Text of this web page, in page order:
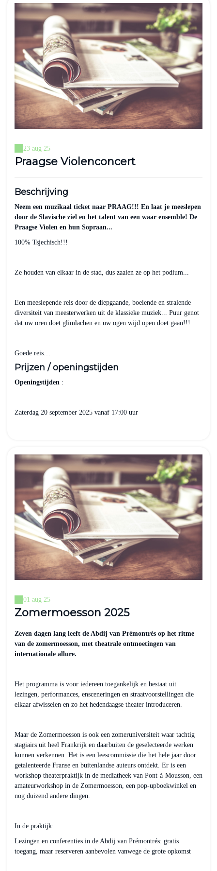
23 aug 25
Praagse Violenconcert
Beschrijving
Neem een muzikaal ticket naar PRAAG!!! En laat je meeslepen
door de Slavische ziel en het talent van een waar ensemble! De
Praagse Violen en hun Sopraan...
100% Tsjechisch!!!
Ze houden van elkaar in de stad, dus zaaien ze op het podium...
Een meeslepende reis door de diepgaande, boeiende en stralende
diversiteit van meesterwerken uit de klassieke muziek... Puur genot
dat uw oren doet glimlachen en uw ogen wijd open doet gaan!!!
Goede reis…
Prijzen / openingstijden
Openingstijden :
Zaterdag 20 september 2025 vanaf 17:00 uur
01 aug 25
Zomermoesson 2025
Zeven dagen lang leeft de Abdij van Prémontrés op het ritme
van de zomermoesson, met theatrale ontmoetingen van
internationale allure.
Het programma is voor iedereen toegankelijk en bestaat uit
lezingen, performances, ensceneringen en straatvoorstellingen die
elkaar afwisselen en zo het hedendaagse theater introduceren.
Maar de Zomermoesson is ook een zomeruniversiteit waar tachtig
stagiairs uit heel Frankrijk en daarbuiten de geselecteerde werken
kunnen verkennen. Het is een leescommissie die het hele jaar door
getalenteerde Franse en buitenlandse auteurs ontdekt. Er is een
workshop theaterpraktijk in de mediatheek van Pont-à-Mousson, een
amateurworkshop in de Zomermoesson, een pop-upboekwinkel en
nog duizend andere dingen.
In de praktijk:
Lezingen en conferenties in de Abdij van Prémontrés: gratis
toegang, maar reserveren aanbevolen vanwege de grote opkomst